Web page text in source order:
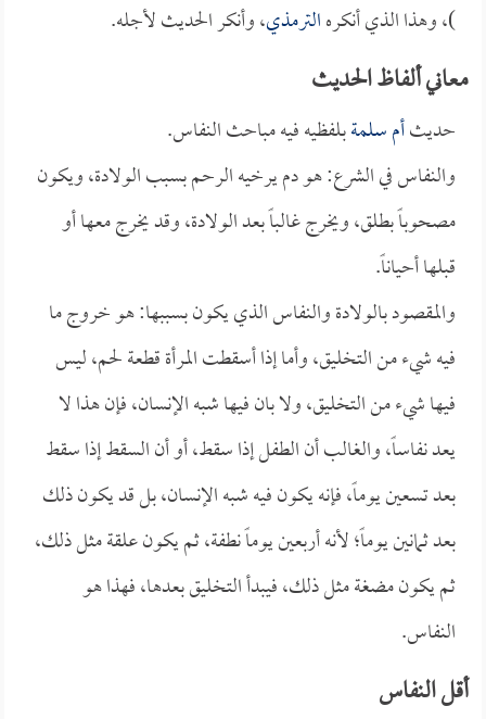
)، وهذا الذي أنكرهالترمذي، وأنكر الحديث لأجله.
معاني ألفاظ الحديث
حديثأم سلمةبلفظيه فيه مباحث النفاس.
والنفاس في الشرع: هو دم يرخيه الرحم بسبب الولادة، ويكون
مصحوباً بطلق، ويخرج غالباً بعد الولادة، وقد يخرج معها أو
قبلها أحياناً.
والمقصود بالولادة والنفاس الذي يكون بسببها: هو خروج ما
فيه شيء من التخليق، وأما إذا أسقطت المرأة قطعة لحم، ليس
فيها شيء من التخليق، ولا بان فيها شبه الإنسان، فإن هذا لا
يعد نفاساً، والغالب أن الطفل إذا سقط، أو أن السقط إذا سقط
بعد تسعين يوماً، فإنه يكون فيه شبه الإنسان، بل قد يكون ذلك
بعد ثمانين يوماً؛ لأنه أربعين يوماً نطفة، ثم يكون علقة مثل ذلك،
ثم يكون مضغة مثل ذلك، فيبدأ التخليق بعدها، فهذا هو
النفاس.
أقل النفاس